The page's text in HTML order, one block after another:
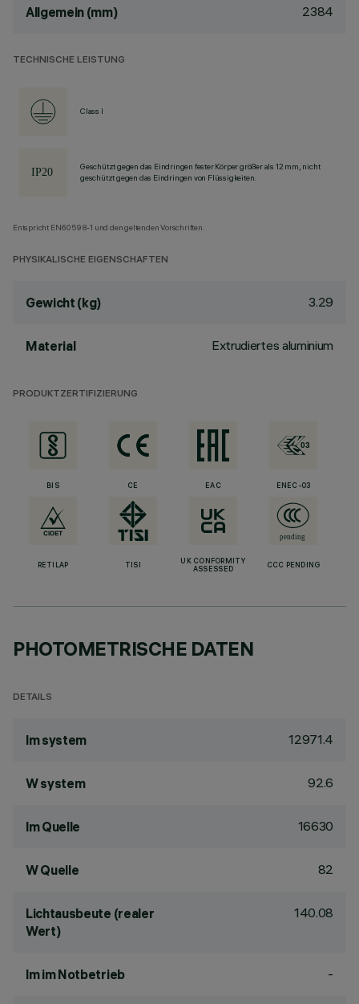
Allgemein (mm) 2384
TECHNISCHE LEISTUNG
Class I
Geschützt gegen das Eindringen fester Körper größer als 12 mm, nicht
geschützt gegen das Eindringen von Flüssigkeiten.
Entspricht EN60598-1 und den geltenden Vorschriften.
PHYSIKALISCHE EIGENSCHAFTEN
Gewicht (kg) 3.29
Material Extrudiertes aluminium
PRODUKTZERTIFIZIERUNG
BIS CE EAC ENEC-03
RETILAP TISI
UK CONFORMITY
ASSESSED
CCC PENDING
PHOTOMETRISCHE DATEN
DETAILS
lm system 12971.4
W system 92.6
lm Quelle 16630
W Quelle 82
Lichtausbeute (realer
Wert)
140.08
lm im Notbetrieb -